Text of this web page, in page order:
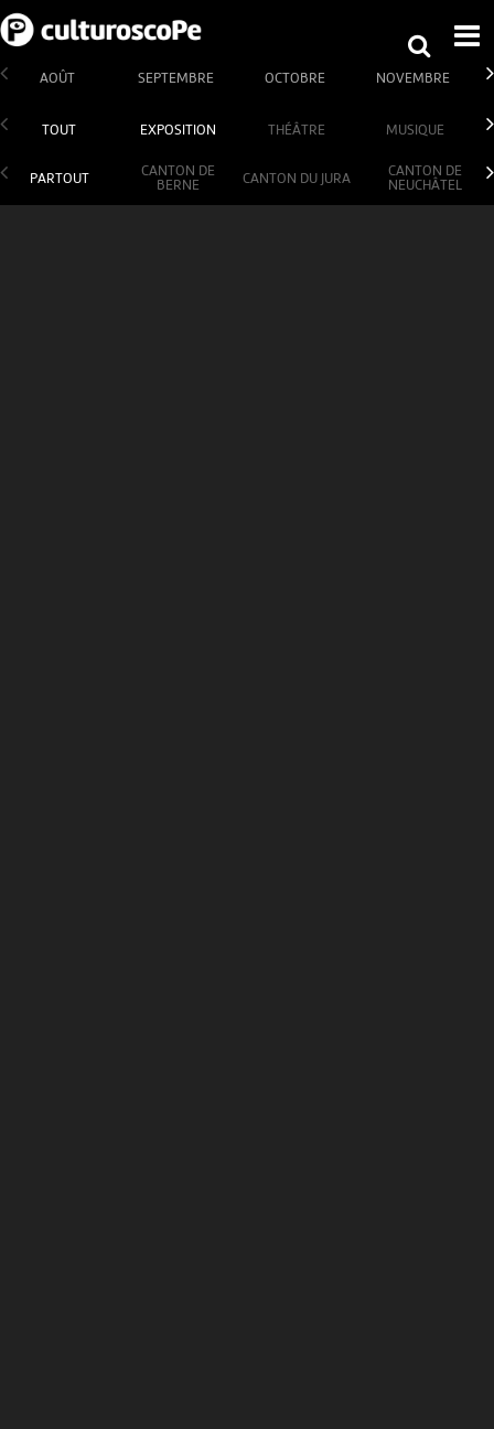
AOÛT SEPTEMBRE OCTOBRE NOVEMBRE
TOUT EXPOSITION THÉÂTRE MUSIQUE
PARTOUT
CANTON DE
BERNE
CANTON DU JURA
CANTON DE
NEUCHÂTEL